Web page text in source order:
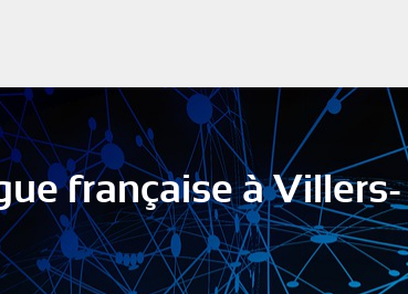
française à Villers-